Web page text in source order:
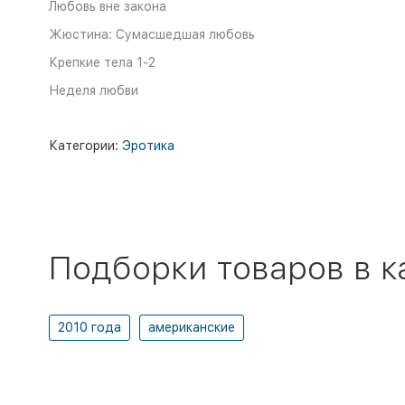
Любовь вне закона
Жюстина: Сумасшедшая любовь
Крепкие тела 1-2
Неделя любви
Категории: Эротика
Подборки товаров в
2010 года американские